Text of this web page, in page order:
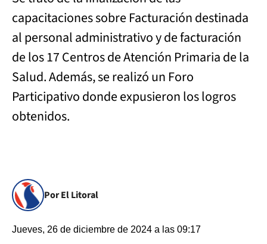
capacitaciones sobre Facturación destinada
al personal administrativo y de facturación
de los 17 Centros de Atención Primaria de la
Salud. Además, se realizó un Foro
Participativo donde expusieron los logros
obtenidos.
Por El Litoral
Jueves, 26 de diciembre de 2024 a las 09:17